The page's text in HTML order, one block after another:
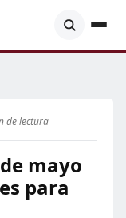
de lectura
mayo
para